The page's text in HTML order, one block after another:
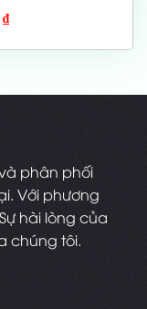
₫.
₫Giá
hiện
là:
phân phối
Với phương
hài lòng của
chúng tôi.